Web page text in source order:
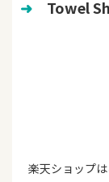
➜ Towel
楽天ショップ